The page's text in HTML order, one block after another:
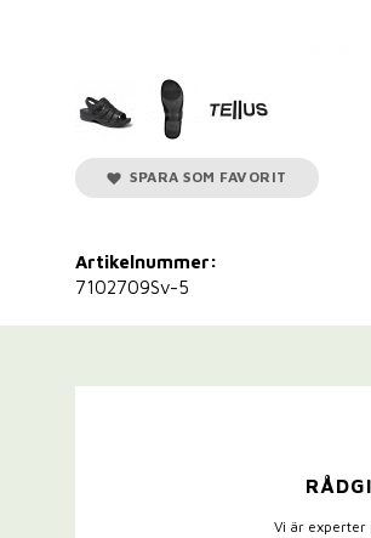
SPARA SOM FAVORIT
Artikelnummer:
7102709Sv-5
Vi är experter